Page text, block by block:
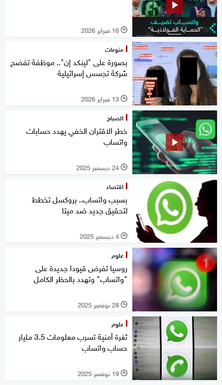
l 16 فبراير 2026
منوعات
بصورة على "لينكد إن".. موظفة تفضح
شركة تجسس إسرائيلية
l 13 فبراير 2026
الصباح
خطر الاقتران الخفي يهدد حسابات
واتساب
l 24 ديسمبر 2025
اقتصاد
بسبب واتساب.. بروكسل تخطط
لتحقيق جديد ضد ميتا
l 4 ديسمبر 2025
علوم
روسيا تفرض قيودا جديدة على
"واتساب" وتهدد بالحظر الكامل
l 28 نوفمبر 2025
علوم
ثغرة أمنية تسرب معلومات 3.5 مليار
حساب واتساب
l 19 نوفمبر 2025